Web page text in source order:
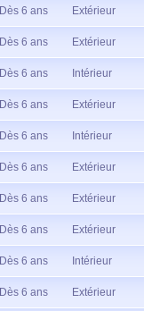
Dès 6 ans Extérieur
Dès 6 ans Extérieur
Dès 6 ans Intérieur
Dès 6 ans Extérieur
Dès 6 ans Intérieur
Dès 6 ans Extérieur
Dès 6 ans Extérieur
Dès 6 ans Extérieur
Dès 6 ans Intérieur
Dès 6 ans Extérieur